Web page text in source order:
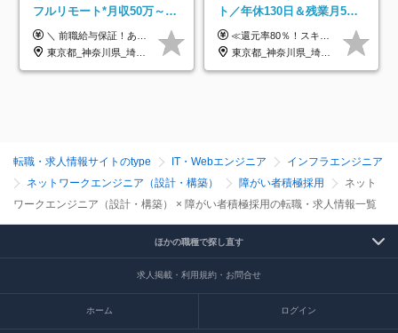
フルリモート*月収50万～*
クラウド×上流工程*前職給
与保証*残業月9.8h
＼ 前職給与保証！あなたのこれまでの経験を正当評価 ／ ★月収50万円～スタート！【年俸600万～1,162万8,000円（12分割）】 ――「頑張りが給与に直結しない…」そんな不満とは無縁の環境です。 実際、入社後に「年収150万～200万円UP」を実現した先輩エンジニアが多数活躍中！ 【 収入をさらに押し上げる充実のプラスα 】 スキルを磨くほど得をする「資格手当」 ⇒ 1資格につき毎月3,000円～30,000円を継続支給！ 成果を見逃さない「功績手当」 ⇒ 社員の頑張りに応じて最大10万円をダイレクトに支給！ スピード昇給・高年収も可能 ⇒ 1回の昇給で年収数十万UPのチャンスあり。ゆくゆくは年収1000万以上のハイクラスも目指せます。 ※経験・スキルを考慮の上決定します ※上記金額には固定残業代（月30h分・95,000円～184,000円）を含みます ※超過分は別途全額支給します ※試用期間2ヶ月間あり（その他待遇に差異はありません）
東京都_神奈川県_埼玉県_千葉県_大阪府_愛知県_北海道_青森県_岩手県_宮城県_秋田県_山形県_福島県_茨城県_栃木県_群馬県_新潟県_山梨県_長野県_富山県_石川県_福井県_静岡県_岐阜県_三重県_兵庫県_京都府_滋賀県_奈良県_和歌山県_広島県_岡山県_鳥取県_島根県_山口県_徳島県_香川県_愛媛県_高知県_福岡県_熊本県_佐賀県_長崎県_大分県_宮崎県_鹿児島県_沖縄県
ト／年休130日＆残業月5h
以下／1カ月連休可／案件選
択制／還元率80%
≪還元率80％！スキルや経験をしっかり収入に反映します≫ 年俸530万円以上＋業績賞与 ※スキル・経験を考慮の上、優遇いたします ※上記年俸を12分割し、月1回支給します ※上記年俸には固定残業代月20時間分(月6万9000円以上)が含まれます。残業はほとんど発生しませんが、超過した場合は追加支給します ★AIを使った自社への貢献も、貢献度に応じて給与に反映する制度があります
東京都_神奈川県_埼玉県_千葉県_大阪府_愛知県_北海道_青森県_岩手県_宮城県_秋田県_山形県_福島県_茨城県_栃木県_群馬県_新潟県_山梨県_長野県_富山県_石川県_福井県_静岡県_岐阜県_三重県_兵庫県_京都府_滋賀県_奈良県_和歌山県_広島県_岡山県_鳥取県_島根県_山口県_徳島県_香川県_愛媛県_高知県_福岡県_熊本県_佐賀県_長崎県_大分県_宮崎県_鹿児島県_沖縄県
転職・求人情報サイトのtype IT・Webエンジニア
インフラエンジニア
ネットワークエンジニア（設計・構築）
障がい者積極採用
ネット
ワークエンジニア（設計・構築） × 障がい者積極採用の転職・求人情報一覧
ほかの職種で探し直す
求人掲載・利用規約・お問合せ
ホーム ログイン